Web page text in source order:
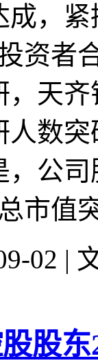
，
资者
，天
人数
，公
市值
02 |
股